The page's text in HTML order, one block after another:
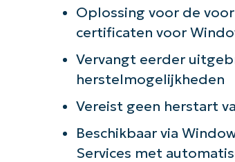
Oplossing voor de
certificaten voor
Vervangt eerder
herstelmogelijkheden
Vereist geen herstart
Beschikbaar via
Services met